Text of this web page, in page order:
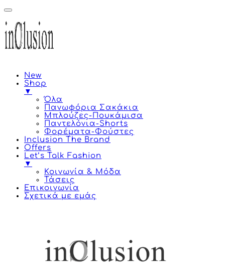
New
Shop
▼
Όλα
Πανωφόρια Σακάκια
Μπλούζες-Πουκάμισα
Παντελόνια-Shorts
Φορέματα-Φούστες
Inclusion The Brand
Offers
Let’s Talk Fashion
▼
Κοινωνία & Μόδα
Τάσεις
Επικοινωνία
Σχετικά με εμάς